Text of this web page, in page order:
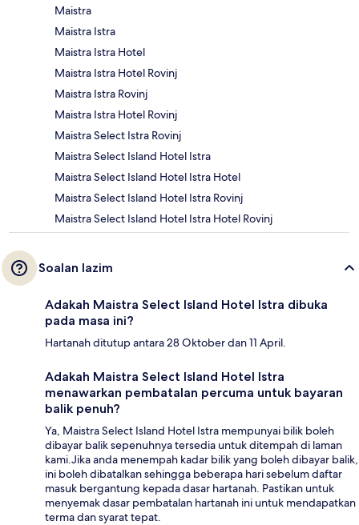
Maistra
Maistra Istra
Maistra Istra Hotel
Maistra Istra Hotel Rovinj
Maistra Istra Rovinj
Maistra Istra Hotel Rovinj
Maistra Select Istra Rovinj
Maistra Select Island Hotel Istra
Maistra Select Island Hotel Istra Hotel
Maistra Select Island Hotel Istra Rovinj
Maistra Select Island Hotel Istra Hotel Rovinj
Soalan lazim
Adakah Maistra Select Island Hotel Istra dibuka
pada masa ini?
Hartanah ditutup antara 28 Oktober dan 11 April.
Adakah Maistra Select Island Hotel Istra
menawarkan pembatalan percuma untuk bayaran
balik penuh?
Ya, Maistra Select Island Hotel Istra mempunyai bilik boleh
dibayar balik sepenuhnya tersedia untuk ditempah di laman
kami.Jika anda menempah kadar bilik yang boleh dibayar balik,
ini boleh dibatalkan sehingga beberapa hari sebelum daftar
masuk bergantung kepada dasar hartanah. Pastikan untuk
menyemak dasar pembatalan hartanah ini untuk mendapatkan
terma dan syarat tepat.